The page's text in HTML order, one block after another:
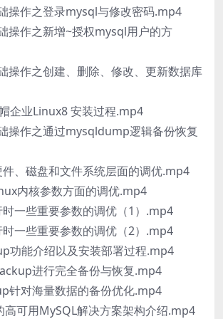
操作之登录mysql与修改密码.mp4
操作之新增~授权mysql用户的方
操作之创建、删除、修改、更新数据库
企业Linux8 安装过程.mp4
操作之通过mysqldump逻辑备份恢复
、磁盘和文件系统层面的调优.mp4
内核参数方面的调优.mp4
一些重要参数的调优（1）.mp4
一些重要参数的调优（2）.mp4
功能介绍以及安装部署过程.mp4
进行完全备份与恢复.mp4
针对海量数据的备份优化.mp4
高可用MySQL解决方案架构介绍.mp4